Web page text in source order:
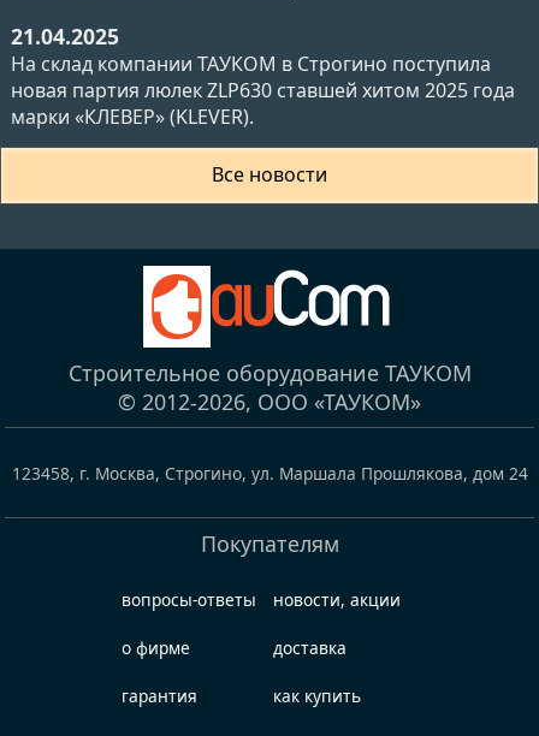
21.04.2025
На склад компании ТАУКОМ в Строгино поступила
новая партия люлек ZLP630 ставшей хитом 2025 года
марки «КЛЕВЕР» (KLEVER).
Все новости
Строительное оборудование ТАУКОМ
© 2012-2026, ООО «ТАУКОМ»
123458, г. Москва, Строгино, ул. Маршала Прошлякова, дом 24
Покупателям
вопросы-ответы
о фирме
гарантия
новости, акции
доставка
как купить